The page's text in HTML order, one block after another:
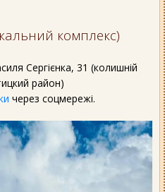
комплекс)
Сергієнка, 31 (колишній
район)
через соцмережі.